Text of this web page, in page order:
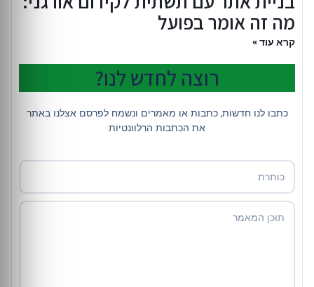
מה זה אומר בפועל
קרא עוד »
רוצה לחדש לנו?
כתבו לנו חדשות, כתבות או מאמרים ונשמח לפרסם אצלנו באתר
את הכתבות הרלוונטיות